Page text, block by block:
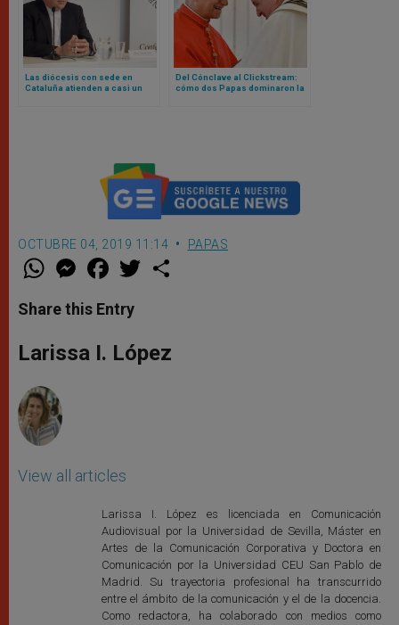
Las diócesis con sede en
Cataluña atienden a casi un
Del Cónclave al Clickstream:
cómo dos Papas dominaron la
OCTUBRE 04, 2019 11:14 PAPAS
W
t
s
p
p
M
e
s
e
g
e
F
a
e
b
o
k
w
r
Share this Entry
Larissa I. López
View all articles
Larissa I. López es licenciada en Comunicación
Audiovisual por la Universidad de Sevilla, Máster en
Artes de la Comunicación Corporativa y Doctora en
Comunicación por la Universidad CEU San Pablo de
Madrid. Su trayectoria profesional ha transcurrido
entre el ámbito de la comunicación y el de la docencia.
Como redactora, ha colaborado con medios como